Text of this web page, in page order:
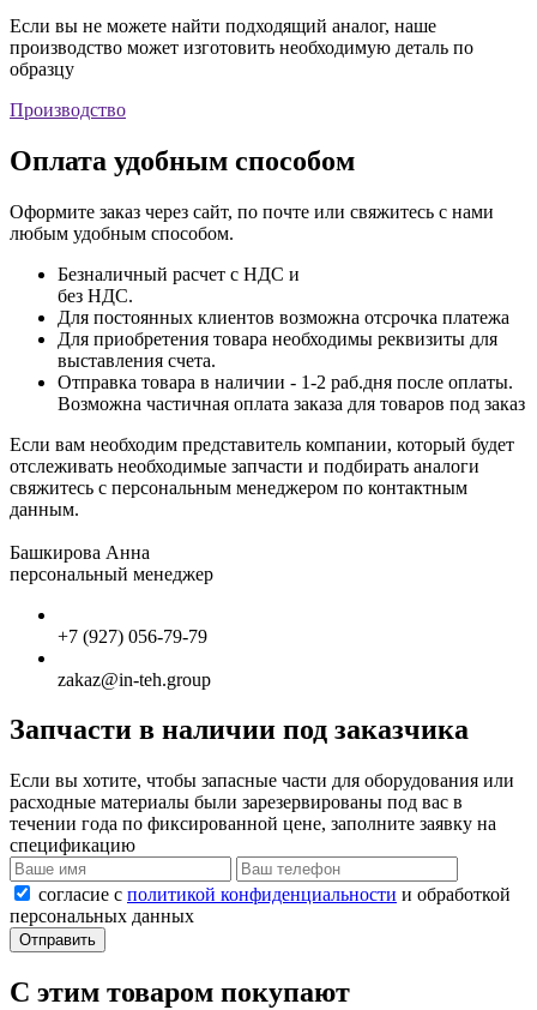
Если вы не можете найти подходящий аналог, наше
производство может изготовить необходимую деталь по
образцу
Производство
Оплата удобным способом
Оформите заказ через сайт, по почте или свяжитесь с нами
любым удобным способом.
Безналичный расчет с НДС и
без НДС.
Для постоянных клиентов возможна отсрочка платежа
Для приобретения товара необходимы реквизиты для
выставления счета.
Отправка товара в наличии - 1-2 раб.дня после оплаты.
Возможна частичная оплата заказа для товаров под заказ
Если вам необходим представитель компании, который будет
отслеживать необходимые запчасти и подбирать аналоги
свяжитесь с персональным менеджером по контактным
данным.
Башкирова Анна
персональный менеджер
+7 (927) 056-79-79
zakaz@in-teh.group
Запчасти в наличии под заказчика
Если вы хотите, чтобы запасные части для оборудования или
расходные материалы были зарезервированы под вас в
течении года по фиксированной цене, заполните заявку на
спецификацию
согласие с политикой конфиденциальности и обработкой
персональных данных
Отправить
С этим товаром покупают